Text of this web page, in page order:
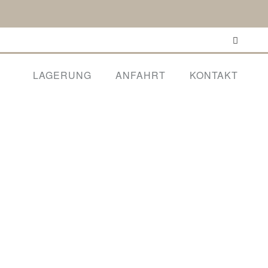
LAGERUNG ANFAHRT KONTAKT